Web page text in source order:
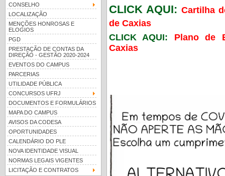
CONSELHO
LOCALIZAÇÃO
MENÇÕES HONROSAS E
ELOGIOS
PGD
PRESTAÇÃO DE CONTAS DA
DIREÇÃO - GESTÃO 2020-2024
EVENTOS DO CAMPUS
PARCERIAS
UTILIDADE PÚBLICA
CONCURSOS UFRJ
DOCUMENTOS E FORMULÁRIOS
MAPA DO CAMPUS
AVISOS DA CODESA
OPORTUNIDADES
CALENDÁRIO DO PLE
NOVA IDENTIDADE VISUAL
NORMAS LEGAIS VIGENTES
LICITAÇÃO E CONTRATOS
CLICK AQUI:Cartilha
de Caxias
CLICK AQUI: Plano de
Caxias
Guia de boas práticas
UFRJ 100 anos